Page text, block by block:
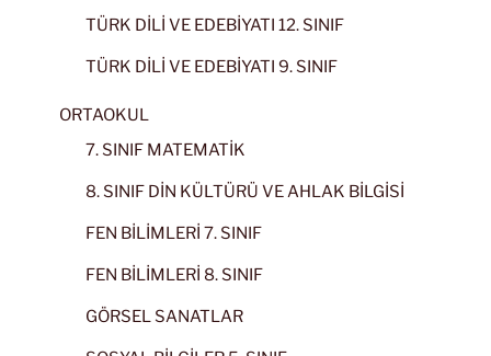
TÜRK DİLİ VE EDEBİYATI 12. SINIF
TÜRK DİLİ VE EDEBİYATI 9. SINIF
ORTAOKUL
7. SINIF MATEMATİK
8. SINIF DİN KÜLTÜRÜ VE AHLAK BİLGİSİ
FEN BİLİMLERİ 7. SINIF
FEN BİLİMLERİ 8. SINIF
GÖRSEL SANATLAR